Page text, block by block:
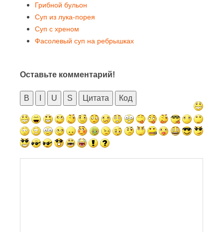
Грибной бульон
Суп из лука-порея
Суп с хреном
Фасолевый суп на ребрышках
Оставьте комментарий!
B U S Цитата Код